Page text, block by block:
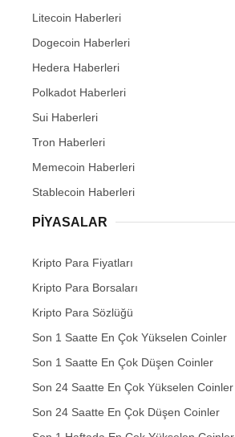
Litecoin Haberleri
Dogecoin Haberleri
Hedera Haberleri
Polkadot Haberleri
Sui Haberleri
Tron Haberleri
Memecoin Haberleri
Stablecoin Haberleri
PIYASALAR
Kripto Para Fiyatları
Kripto Para Borsaları
Kripto Para Sözlüğü
Son 1 Saatte En Çok Yükselen Coinler
Son 1 Saatte En Çok Düşen Coinler
Son 24 Saatte En Çok Yükselen Coinler
Son 24 Saatte En Çok Düşen Coinler